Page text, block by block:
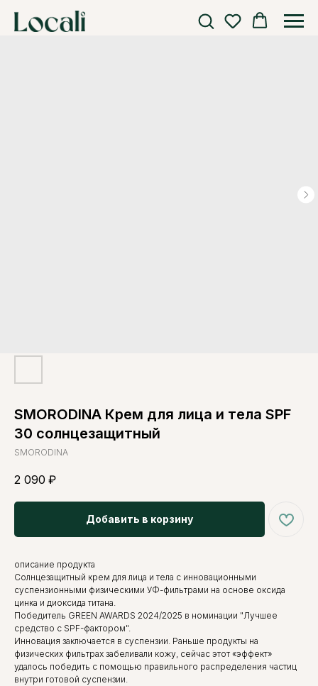
SMORODINA Крем для лица и тела SPF
30 солнцезащитный
SMORODINA
2 090 ₽
Добавить в корзину
описание продукта
Солнцезащитный крем для лица и тела с инновационными
суспензионными физическими УФ-фильтрами на основе оксида
цинка и диоксида титана.
Победитель GREEN AWARDS 2024/2025 в номинации "Лучшее
средство с SPF-фактором".
Инновация заключается в суспензии. Раньше продукты на
физических фильтрах забеливали кожу, сейчас этот «эффект»
удалось победить с помощью правильного распределения частиц
внутри готовой суспензии.